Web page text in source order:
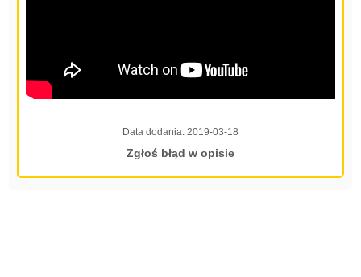
Data dodania: 2019-03-18
Zgłoś błąd w opisie